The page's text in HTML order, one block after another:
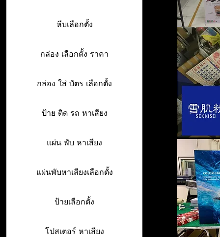
หีบเลือกตั้ง
กล่อง เลือกตั้ง ราคา
กล่อง ใส่ บัตร เลือกตั้ง
ป้าย ติด รถ หาเสียง
แผ่น พับ หาเสียง
แผ่นพับหาเสียงเลือกตั้ง
ป้ายเลือกตั้ง
โปสเตอร์ หาเสียง